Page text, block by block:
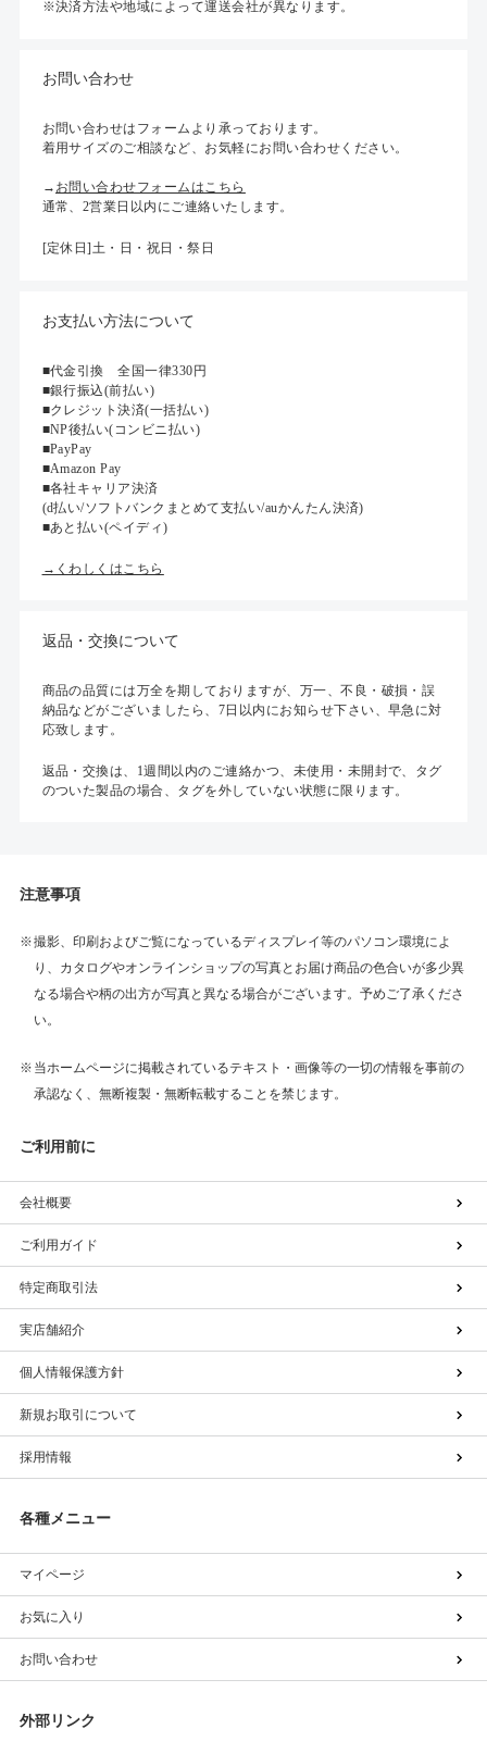
※決済方法や地域によって運送会社が異なります。
お問い合わせ
お問い合わせはフォームより承っております。
着用サイズのご相談など、お気軽にお問い合わせください。
→ お問い合わせフォームはこちら
通常、2営業日以内にご連絡いたします。
[定休日]土・日・祝日・祭日
お支払い方法について
■代金引換 全国一律330円
■銀行振込(前払い)
■クレジット決済(一括払い)
■NP後払い(コンビニ払い)
■PayPay
■Amazon Pay
■各社キャリア決済
(d払い/ソフトバンクまとめて支払い/auかんたん決済)
■あと払い(ペイディ)
→くわしくはこちら
返品・交換について
商品の品質には万全を期しておりますが、万一、不良・破損・誤
納品などがございましたら、7日以内にお知らせ下さい、早急に対
応致します。
返品・交換は、1週間以内のご連絡かつ、未使用・未開封で、タグ
のついた製品の場合、タグを外していない状態に限ります。
注意事項
撮影、印刷およびご覧になっているディスプレイ等のパソコン環境によ
り、カタログやオンラインショップの写真とお届け商品の色合いが多少異
なる場合や柄の出方が写真と異なる場合がございます。予めご了承くださ
い。
当ホームページに掲載されているテキスト・画像等の一切の情報を事前の
承認なく、無断複製・無断転載することを禁じます。
ご利用前に
会社概要
ご利用ガイド
特定商取引法
実店舗紹介
個人情報保護方針
新規お取引について
採用情報
各種メニュー
マイページ
お気に入り
お問い合わせ
外部リンク